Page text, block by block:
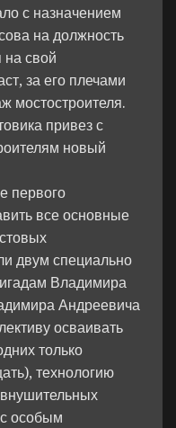
с назначением
на должность
на свой
за его плечами
мостостроителя.
привез с
новый
первого
все основные
двум специально
Владимира
Андреевича
осваивать
только
технологию
внушительных
особым